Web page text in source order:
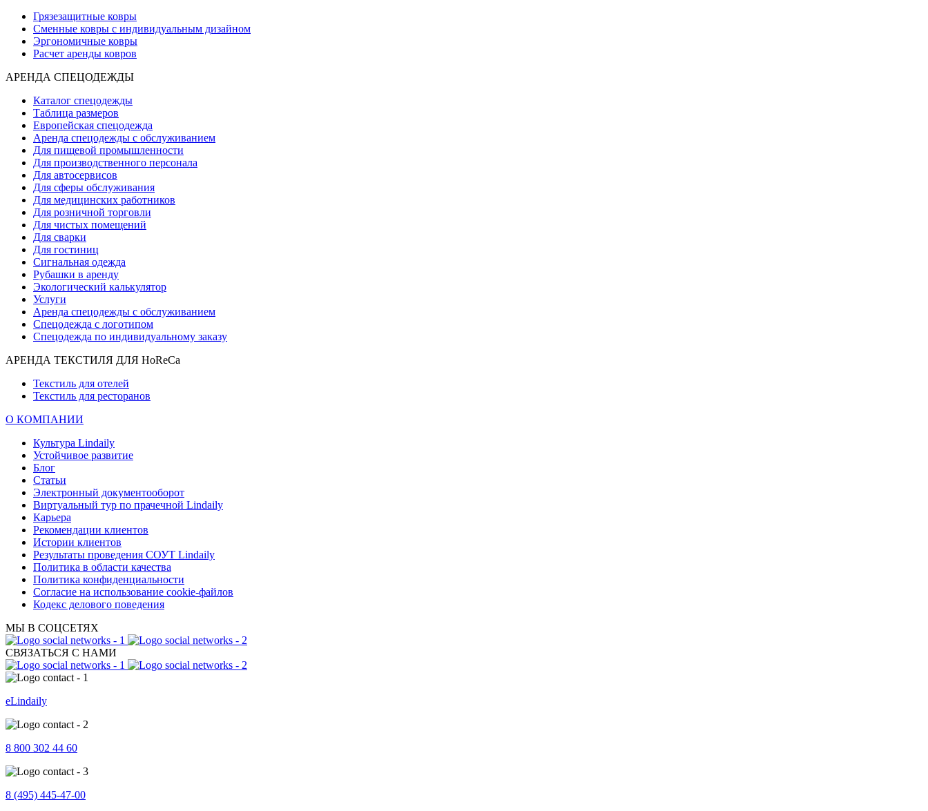
Грязезащитные ковры
Сменные ковры с индивидуальным дизайном
Эргономичные ковры
Расчет аренды ковров
АРЕНДА СПЕЦОДЕЖДЫ
Каталог спецодежды
Таблица размеров
Европейская спецодежда
Аренда спецодежды с обслуживанием
Для пищевой промышленности
Для производственного персонала
Для автосервисов
Для сферы обслуживания
Для медицинских работников
Для розничной торговли
Для чистых помещений
Для сварки
Для гостиниц
Сигнальная одежда
Рубашки в аренду
Экологический калькулятор
Услуги
Аренда спецодежды с обслуживанием
Спецодежда с логотипом
Спецодежда по индивидуальному заказу
АРЕНДА ТЕКСТИЛЯ ДЛЯ HoReCa
Текстиль для отелей
Текстиль для ресторанов
О КОМПАНИИ
Культура Lindaily
Устойчивое развитие
Блог
Статьи
Электронный документооборот
Виртуальный тур по прачечной Lindaily
Карьера
Рекомендации клиентов
Истории клиентов
Результаты проведения СОУТ Lindaily
Политика в области качества
Политика конфиденциальности
Согласие на использование cookie-файлов
Кодекс делового поведения
МЫ В СОЦСЕТЯХ
СВЯЗАТЬСЯ С НАМИ
eLindaily
8 800 302 44 60
8 (495) 445-47-00